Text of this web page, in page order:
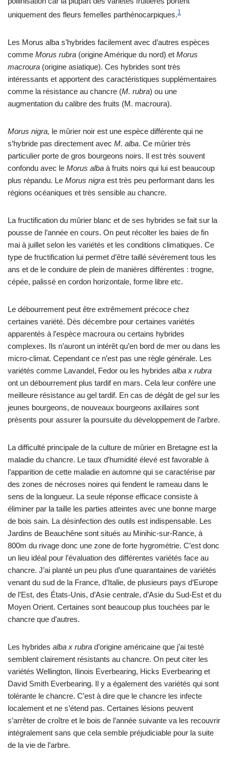
uniquement des fleurs femelles parthénocarpiques.1
Les Morus alba s’hybrides facilement avec d’autres espèces
comme Morus rubra (origine Amérique du nord) et Morus
macroura (origine asiatique). Ces hybrides sont très
intéressants et apportent des caractéristiques supplémentaires
comme la résistance au chancre (M. rubra) ou une
augmentation du calibre des fruits (M. macroura).
Morus nigra, le mûrier noir est une espèce différente qui ne
s’hybride pas directement avec M. alba. Ce mûrier très
particulier porte de gros bourgeons noirs. Il est très souvent
confondu avec le Morus alba à fruits noirs qui lui est beaucoup
plus répandu. Le Morus nigra est très peu performant dans les
régions océaniques et très sensible au chancre.
La fructification du mûrier blanc et de ses hybrides se fait sur la
pousse de l’année en cours. On peut récolter les baies de fin
mai à juillet selon les variétés et les conditions climatiques. Ce
type de fructification lui permet d’être taillé sévèrement tous les
ans et de le conduire de plein de manières différentes : trogne,
cépée, palissé en cordon horizontale, forme libre etc.
Le débourrement peut être extrêmement précoce chez
certaines variété. Dès décembre pour certaines variétés
apparentés à l’espèce macroura ou certains hybrides
complexes. Ils n’auront un intérêt qu’en bord de mer ou dans les
micro-climat. Cependant ce n’est pas une règle générale. Les
variétés comme Lavandel, Fedor ou les hybrides alba x rubra
ont un débourrement plus tardif en mars. Cela leur confère une
meilleure résistance au gel tardif. En cas de dégât de gel sur les
jeunes bourgeons, de nouveaux bourgeons axillaires sont
présents pour assurer la poursuite du développement de l’arbre.
La difficulté principale de la culture de mûrier en Bretagne est la
maladie du chancre. Le taux d’humidité élevé est favorable à
l’apparition de cette maladie en automne qui se caractérise par
des zones de nécroses noires qui fendent le rameau dans le
sens de la longueur. La seule réponse efficace consiste à
éliminer par la taille les parties atteintes avec une bonne marge
de bois sain. La désinfection des outils est indispensable. Les
Jardins de Beauchêne sont situés au Minihic-sur-Rance, à
800m du rivage donc une zone de forte hygrométrie. C’est donc
un lieu idéal pour l’évaluation des différentes variétés face au
chancre. J’ai planté un peu plus d’une quarantaines de variétés
venant du sud de la France, d’Italie, de plusieurs pays d’Europe
de l’Est, des États-Unis, d’Asie centrale, d’Asie du Sud-Est et du
Moyen Orient. Certaines sont beaucoup plus touchées par le
chancre que d’autres.
Les hybrides alba x rubra d’origine américaine que j’ai testé
semblent clairement résistants au chancre. On peut citer les
variétés Wellington, Ilinois Everbearing, Hicks Everbearing et
David Smith Everbearing. Il y a également des variétés qui sont
tolérante le chancre. C’est à dire que le chancre les infecte
localement et ne s’étend pas. Certaines lésions peuvent
s’arrêter de croître et le bois de l’année suivante va les recouvrir
intégralement sans que cela semble préjudiciable pour la suite
de la vie de l’arbre.